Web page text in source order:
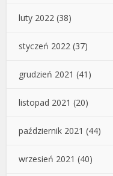
luty 2022 (38)
styczeń 2022 (37)
grudzień 2021 (41)
listopad 2021 (20)
październik 2021 (44)
wrzesień 2021 (40)